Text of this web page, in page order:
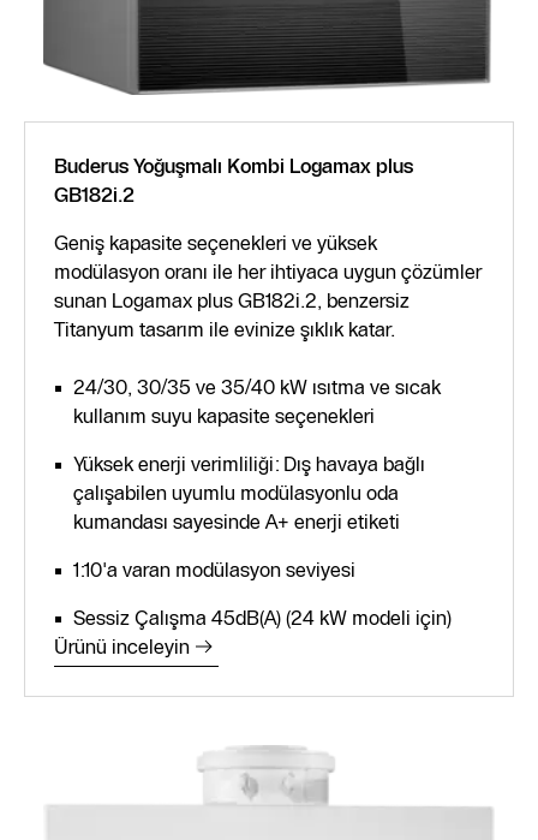
Buderus Yoğuşmalı Kombi Logamax plus
GB182i.2
Geniş kapasite seçenekleri ve yüksek
modülasyon oranı ile her ihtiyaca uygun çözümler
sunan Logamax plus GB182i.2, benzersiz
Titanyum tasarım ile evinize şıklık katar.
24/30, 30/35 ve 35/40 kW ısıtma ve sıcak
kullanım suyu kapasite seçenekleri
Yüksek enerji verimliliği: Dış havaya bağlı
çalışabilen uyumlu modülasyonlu oda
kumandası sayesinde A+ enerji etiketi
1:10'a varan modülasyon seviyesi
Sessiz Çalışma 45dB(A) (24 kW modeli için)
Ürünü inceleyin